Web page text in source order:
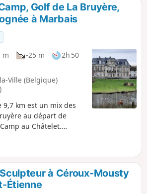
Golf de La Bruyère,
à Marbais
m -25 m
2h 50
Ville (Belgique)
9,7 km est un mix des
au départ de
au Châtelet.
du passage dans le
de terre ou
rurale. Court passage
et découverte du
à Céroux-Mousty
Étienne